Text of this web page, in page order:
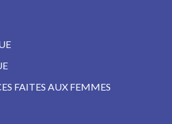
FAITES AUX FEMMES